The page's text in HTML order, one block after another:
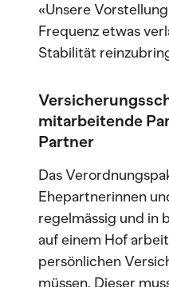
«Unsere
Frequenz etwas
Stabilität
mitarbeitende
Partner
Das
Ehepartnerinnen
regelmässig und in
auf einem Hof
persönlichen
müssen. Dieser